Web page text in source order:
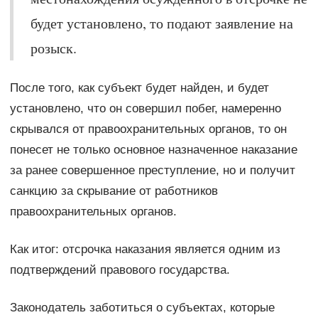
будет установлено, то подают заявление на
розыск.
После того, как субъект будет найден, и будет
установлено, что он совершил побег, намеренно
скрывался от правоохранительных органов, то он
понесет не только основное назначенное наказание
за ранее совершенное преступление, но и получит
санкцию за скрывание от работников
правоохранительных органов.
Как итог: отсрочка наказания является одним из
подтверждений правового государства.
Законодатель заботиться о субъектах, которые